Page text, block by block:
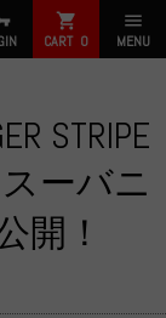
shopping_cart
CART 0
menu
MENU
STRIPE
ーバニ
開！